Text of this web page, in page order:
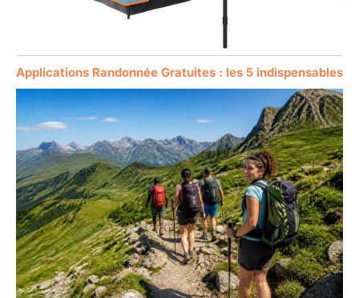
Applications Randonnée Gratuites : les 5 indispensables